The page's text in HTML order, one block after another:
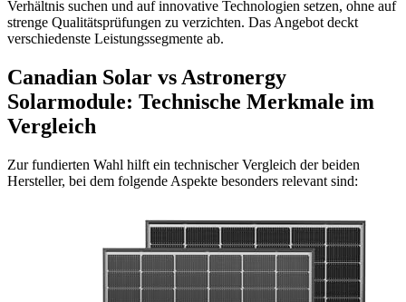
Verhältnis suchen und auf innovative Technologien setzen, ohne auf
strenge Qualitätsprüfungen zu verzichten. Das Angebot deckt
verschiedenste Leistungssegmente ab.
Canadian Solar vs Astronergy
Solarmodule: Technische Merkmale im
Vergleich
Zur fundierten Wahl hilft ein technischer Vergleich der beiden
Hersteller, bei dem folgende Aspekte besonders relevant sind: